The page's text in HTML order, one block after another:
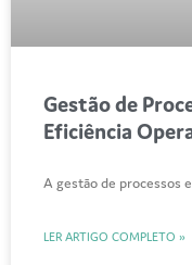
Gestão de
Eficiência
A gestão de processos
LER ARTIGO COMPLETO »